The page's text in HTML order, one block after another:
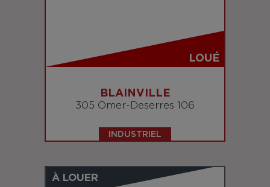
LOUÉ
BLAINVILLE
305 Omer-Deserres 106
INDUSTRIEL
À LOUER